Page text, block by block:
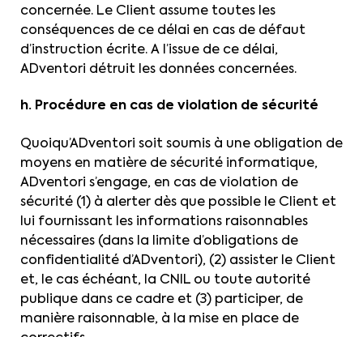
concernée. Le Client assume toutes les
conséquences de ce délai en cas de défaut
d’instruction écrite. A l’issue de ce délai,
ADventori détruit les données concernées.
h. Procédure en cas de violation de sécurité
Quoiqu’ADventori soit soumis à une obligation de
moyens en matière de sécurité informatique,
ADventori s’engage, en cas de violation de
sécurité (1) à alerter dès que possible le Client et
lui fournissant les informations raisonnables
nécessaires (dans la limite d’obligations de
confidentialité d’ADventori), (2) assister le Client
et, le cas échéant, la CNIL ou toute autorité
publique dans ce cadre et (3) participer, de
manière raisonnable, à la mise en place de